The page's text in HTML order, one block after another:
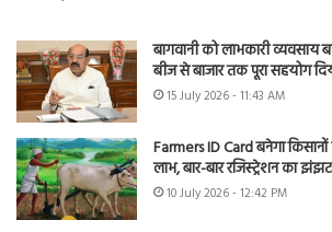
बागवानी को लाभकारी व्यवसाय
बीज से बाजार तक पूरा सहयोग
15 July 2026 - 11:43 AM
Farmers ID Card बनेगा
लाभ, बार-बार रजिस्ट्रेशन का
10 July 2026 - 12:42 PM